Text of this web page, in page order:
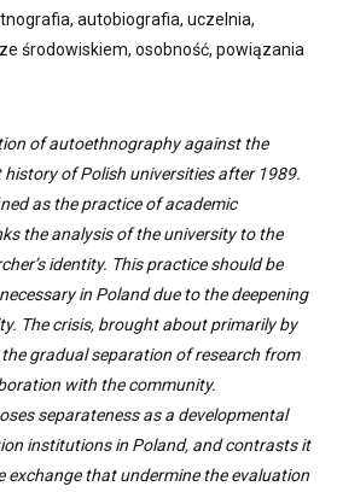
autobiografia, uczelnia,
środowiskiem, osobność, powiązania
of autoethnography against the
of Polish universities after 1989.
as the practice of academic
the analysis of the university to the
identity. This practice should be
in Poland due to the deepening
The crisis, brought about primarily by
gradual separation of research from
with the community.
separateness as a developmental
institutions in Poland, and contrasts it
exchange that undermine the evaluation